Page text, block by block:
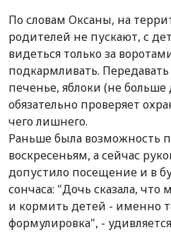
По словам Оксаны, на
родителей не пускают, с
видеться только за
подкармливать.
печенье, яблоки (не больше
обязательно проверяет
чего лишнего.
Раньше была возможность
воскресеньям, а сейчас
допустило посещение и в
сончаса: "Дочь сказала,
и кормить детей - именно
формулировка", -